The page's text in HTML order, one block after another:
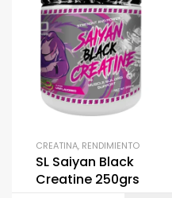
CREATINA, RENDIMIENTO
SL Saiyan Black
Creatine 250grs